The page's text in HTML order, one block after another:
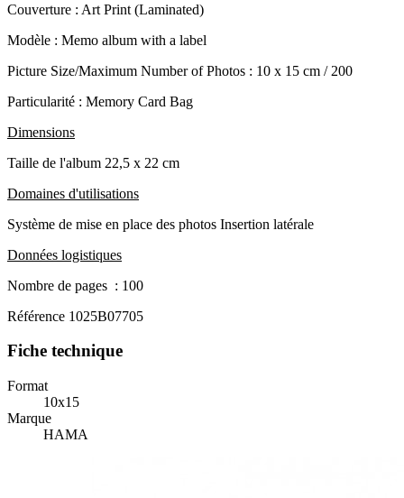
Couverture : Art Print (Laminated)
Modèle : Memo album with a label
Picture Size/Maximum Number of Photos : 10 x 15 cm / 200
Particularité : Memory Card Bag
Dimensions
Taille de l'album 22,5 x 22 cm
Domaines d'utilisations
Système de mise en place des photos Insertion latérale
Données logistiques
Nombre de pages : 100
Référence 1025B07705
Fiche technique
Format
10x15
Marque
HAMA